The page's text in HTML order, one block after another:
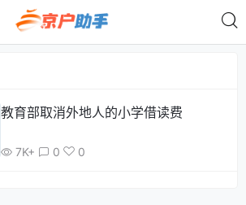
教育部取消外地人的小学借读费
7K+ 0 0